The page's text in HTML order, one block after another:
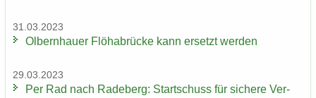
31.03.2023
Ol­bern­hau­er Flöha­b­rü­cke kann er­setzt wer­den
29.03.2023
Per Rad nach Ra­de­berg: Start­schuss für si­che­re Ver­